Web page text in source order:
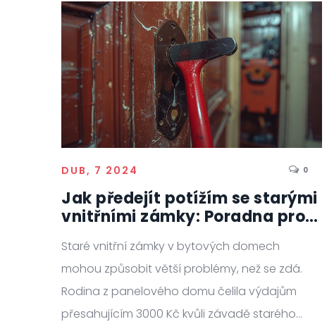
DUB, 7 2024 0
Jak předejít potížím se starými
vnitřními zámky: Poradna pro
Staré vnitřní zámky v bytových domech
mohou způsobit větší problémy, než se zdá.
Rodina z panelového domu čelila výdajům
přesahujícím 3000 Kč kvůli závadě starého